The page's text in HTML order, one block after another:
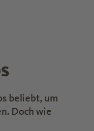
beliebt, um
Doch wie